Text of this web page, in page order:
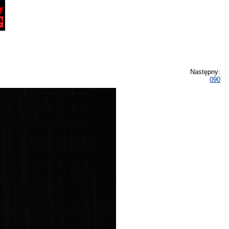
Następny:
090